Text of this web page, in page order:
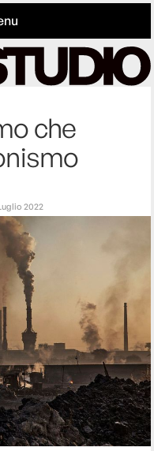
che
2022